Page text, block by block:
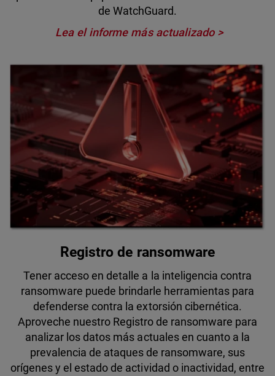
de WatchGuard.
Lea el informe más actualizado
Registro de ransomware
Tener acceso en detalle a la inteligencia contra
ransomware puede brindarle herramientas para
defenderse contra la extorsión cibernética.
Aproveche nuestro Registro de ransomware para
analizar los datos más actuales en cuanto a la
prevalencia de ataques de ransomware, sus
orígenes y el estado de actividad o inactividad, entre